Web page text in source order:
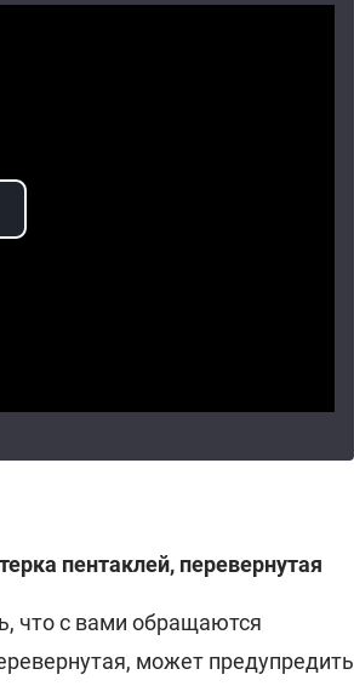
пентаклей, перевернутая
что с вами обращаются
может предупредить